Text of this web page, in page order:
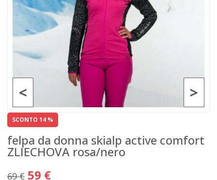
>
<
SCONTO 14 %
felpa da donna skialp active comfort
ZLIECHOVA rosa/nero
69 € 59 €